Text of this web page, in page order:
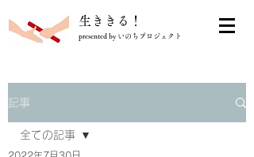
​生ききる！
presented by いのちプロジェクト
記事
全ての記事